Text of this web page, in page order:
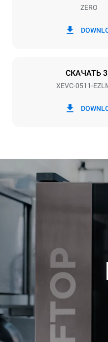
Потребление в
ZERO
СКАЧАТЬ
XEVC-0511-